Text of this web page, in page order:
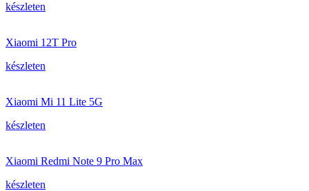
készleten
Xiaomi 12T Pro
készleten
Xiaomi Mi 11 Lite 5G
készleten
Xiaomi Redmi Note 9 Pro Max
készleten